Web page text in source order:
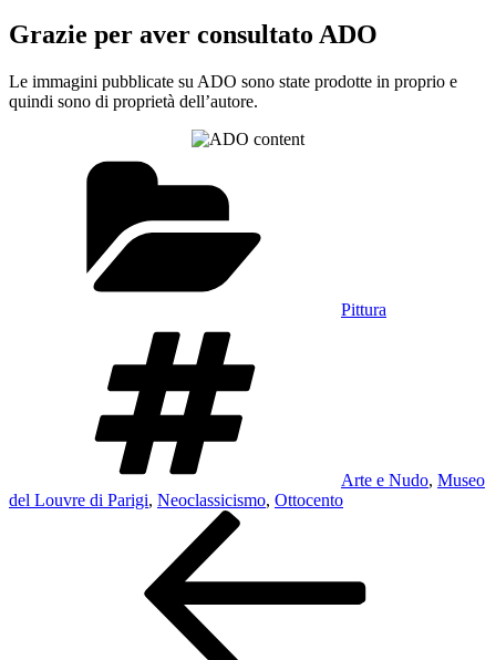
Grazie per aver consultato ADO
Le immagini pubblicate su ADO sono state prodotte in proprio e
quindi sono di proprietà dell’autore.
Pittura
Arte e Nudo, Museo
del Louvre di Parigi, Neoclassicismo, Ottocento